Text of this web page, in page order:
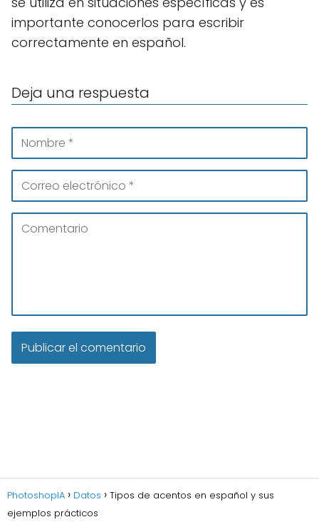
importante conocerlos para escribir
correctamente en español.
Deja una respuesta
PhotoshopIA Datos
Tipos de acentos en español y sus
ejemplos prácticos